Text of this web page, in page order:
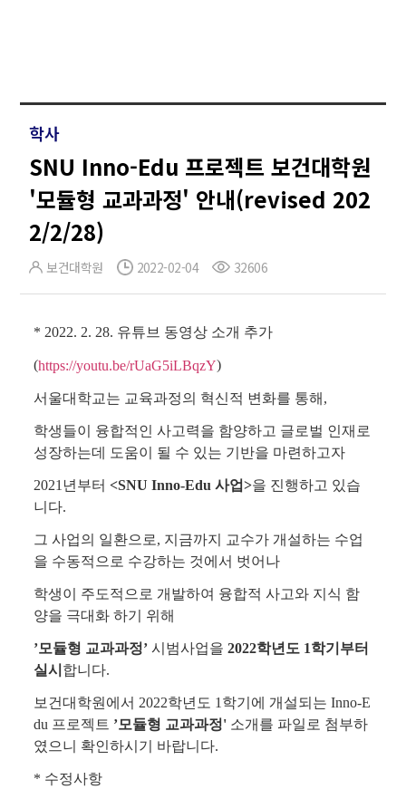
학사
SNU Inno-Edu 프로젝트 보건대학원
'모듈형 교과과정' 안내(revised 202
2/2/28)
보건대학원 2022-02-04 32606
* 2022. 2. 28. 유튜브 동영상 소개 추가
(https://youtu.be/rUaG5iLBqzY)
서울대학교는 교육과정의 혁신적 변화를 통해,
학생들이 융합적인 사고력을 함양하고 글로벌 인재로
성장하는데 도움이 될 수 있는 기반을 마련하고자
2021년부터<SNU Inno-Edu 사업>을 진행하고 있습
니다.
그 사업의 일환으로, 지금까지 교수가 개설하는 수업
을 수동적으로 수강하는 것에서 벗어나
학생이 주도적으로 개발하여 융합적 사고와 지식 함
양을 극대화 하기 위해
’모듈형 교과과정’시범사업을2022학년도 1학기부터
실시 합니다.
보건대학원에서 2022학년도 1학기에 개설되는 Inno-E
du 프로젝트 ’모듈형 교과과정' 소개를 파일로 첨부하
였으니 확인하시기 바랍니다.
* 수정사항